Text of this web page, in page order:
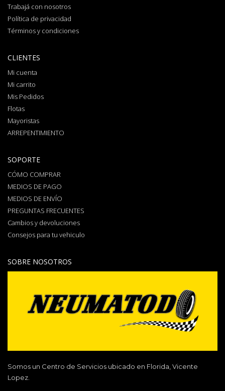
Trabajá con nosotros
Política de privacidad
Términos y condiciones
CLIENTES
Mi cuenta
Mi carrito
Mis Pedidos
Flotas
Mayoristas
ARREPENTIMIENTO
SOPORTE
CÓMO COMPRAR
MEDIOS DE PAGO
MEDIOS DE ENVÍO
PREGUNTAS FRECUENTES
Cambios y devoluciones
Consejos para tu vehiculo
SOBRE NOSOTROS
Somos un Centro de Servicios ubicado en Florida, Vicente
Lopez.